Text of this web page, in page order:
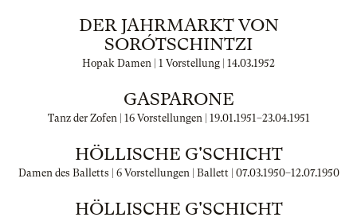
DER JAHRMARKT VON
SORÓTSCHINTZI
Hopak Damen | 1 Vorstellung | 14.03.1952
GASPARONE
Tanz der Zofen | 16 Vorstellungen | 19.01.1951–23.04.1951
HÖLLISCHE G'SCHICHT
Damen des Balletts | 6 Vorstellungen | Ballett | 07.03.1950–12.07.1950
HÖLLISCHE G'SCHICHT